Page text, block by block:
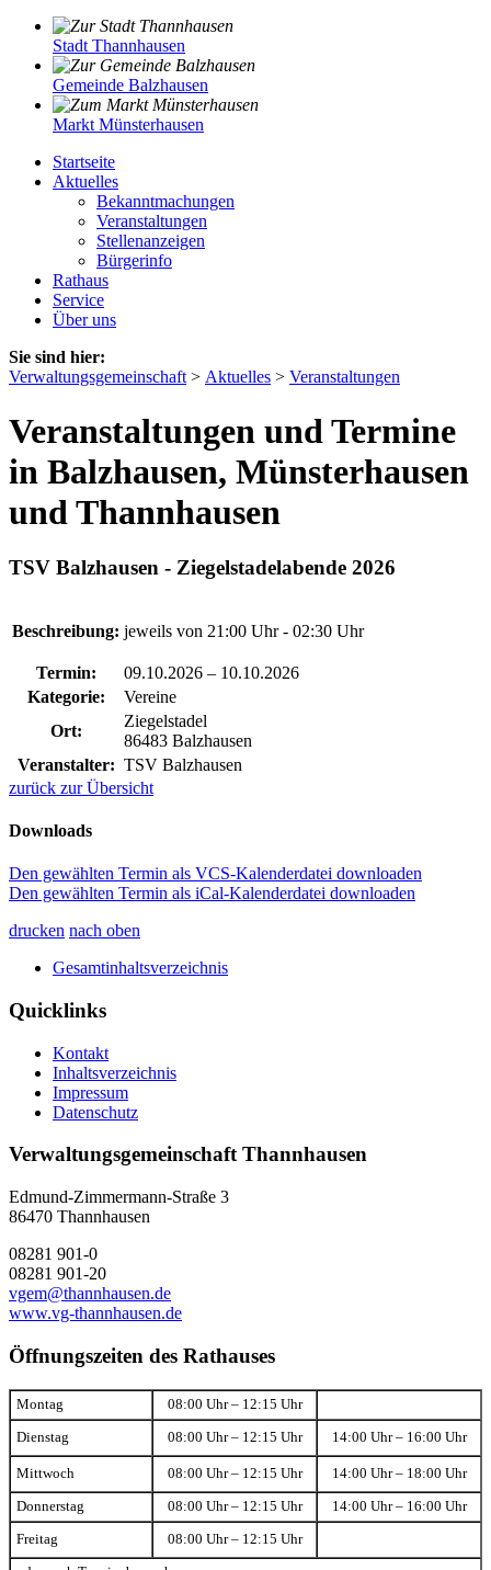
Stadt Thannhausen
Gemeinde Balzhausen
Markt Münsterhausen
Startseite
Aktuelles
Bekanntmachungen
Veranstaltungen
Stellenanzeigen
Bürgerinfo
Rathaus
Service
Über uns
Sie sind hier:
Verwaltungsgemeinschaft > Aktuelles > Veranstaltungen
Veranstaltungen und Termine
in Balzhausen, Münsterhausen
und Thannhausen
TSV Balzhausen - Ziegelstadelabende 2026
Beschreibung: jeweils von 21:00 Uhr - 02:30 Uhr
Termin: 09.10.2026 – 10.10.2026
Kategorie:
Vereine
Ort:
Ziegelstadel
86483 Balzhausen
Veranstalter: TSV Balzhausen
zurück zur Übersicht
Downloads
Den gewählten Termin als VCS-Kalenderdatei downloaden
Den gewählten Termin als iCal-Kalenderdatei downloaden
drucken nach oben
Gesamtinhaltsverzeichnis
Quicklinks
Kontakt
Inhaltsverzeichnis
Impressum
Datenschutz
Verwaltungsgemeinschaft Thannhausen
Edmund-Zimmermann-Straße 3
86470 Thannhausen
08281 901-0
08281 901-20
vgem@thannhausen.de
www.vg-thannhausen.de
Öffnungszeiten des Rathauses
Montag 08:00 Uhr – 12:15 Uhr
Dienstag 08:00 Uhr – 12:15 Uhr 14:00 Uhr – 16:00 Uhr
Mittwoch 08:00 Uhr – 12:15 Uhr 14:00 Uhr – 18:00 Uhr
Donnerstag 08:00 Uhr – 12:15 Uhr 14:00 Uhr – 16:00 Uhr
Freitag 08:00 Uhr – 12:15 Uhr